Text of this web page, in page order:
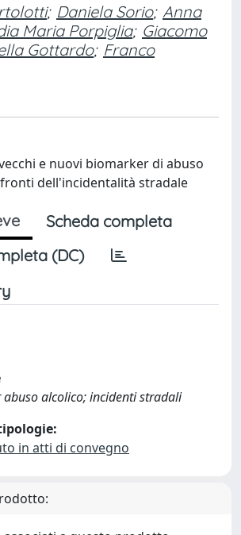
; Daniela Sorio; Anna
Maria Porpiglia; Giacomo
Gottardo; Franco
e nuovi biomarker di abuso
dell'incidentalità stradale
Scheda completa
(DC)
abuso alcolico; incidenti stradali
in atti di convegno